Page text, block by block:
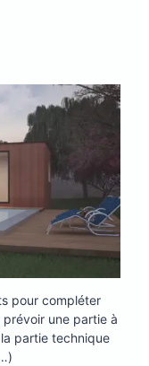
pour compléter
une partie à
partie technique